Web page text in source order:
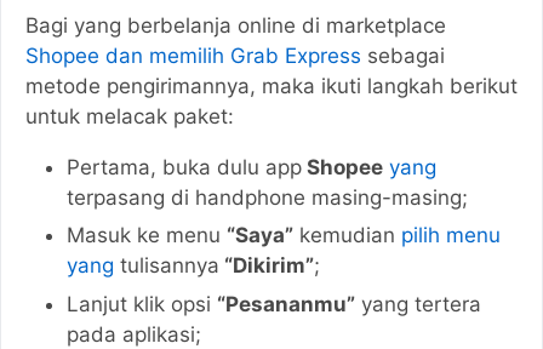
Bagi yang berbelanja online di marketplace
Shopee dan memilih Grab Express sebagai
metode pengirimannya, maka ikuti langkah berikut
untuk melacak paket:
Pertama, buka dulu app Shopee yang
terpasang di handphone masing-masing;
Masuk ke menu “Saya” kemudian pilih menu
yang tulisannya “Dikirim”;
Lanjut klik opsi “Pesananmu” yang tertera
pada aplikasi;